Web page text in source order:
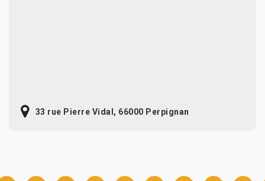
33 rue Pierre Vidal, 66000 Perpignan